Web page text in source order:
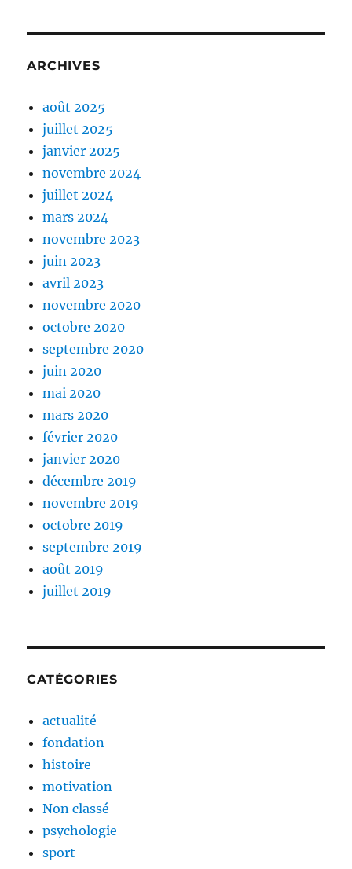
ARCHIVES
août 2025
juillet 2025
janvier 2025
novembre 2024
juillet 2024
mars 2024
novembre 2023
juin 2023
avril 2023
novembre 2020
octobre 2020
septembre 2020
juin 2020
mai 2020
mars 2020
février 2020
janvier 2020
décembre 2019
novembre 2019
octobre 2019
septembre 2019
août 2019
juillet 2019
CATÉGORIES
actualité
fondation
histoire
motivation
Non classé
psychologie
sport